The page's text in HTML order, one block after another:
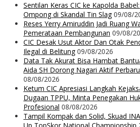
Sentilan Keras CIC ke Kapolda
Ompong di Skandal Tin Slag 09/08/
Reses Yerry Amiruddin Jadi Ruang
Pemerataan Pembangunan 09/08/
CIC Desak Usut Aktor Dan Otak
Ilegal di Belitung 09/08/2026
Data Tak Akurat Bisa Hambat
Aida SH Dorong Nagari Aktif
08/08/2026
Ketum CIC Apresiasi Langkah
Dugaan TPPU, Minta Penegakan
Profesional 08/08/2026
Tampil Kompak dan Solid, Skuad